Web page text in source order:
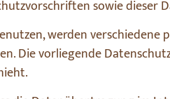
sowie dieser
werden
Die vorliegende